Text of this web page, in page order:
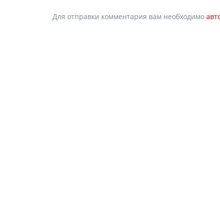
Для отправки комментария вам необходимо